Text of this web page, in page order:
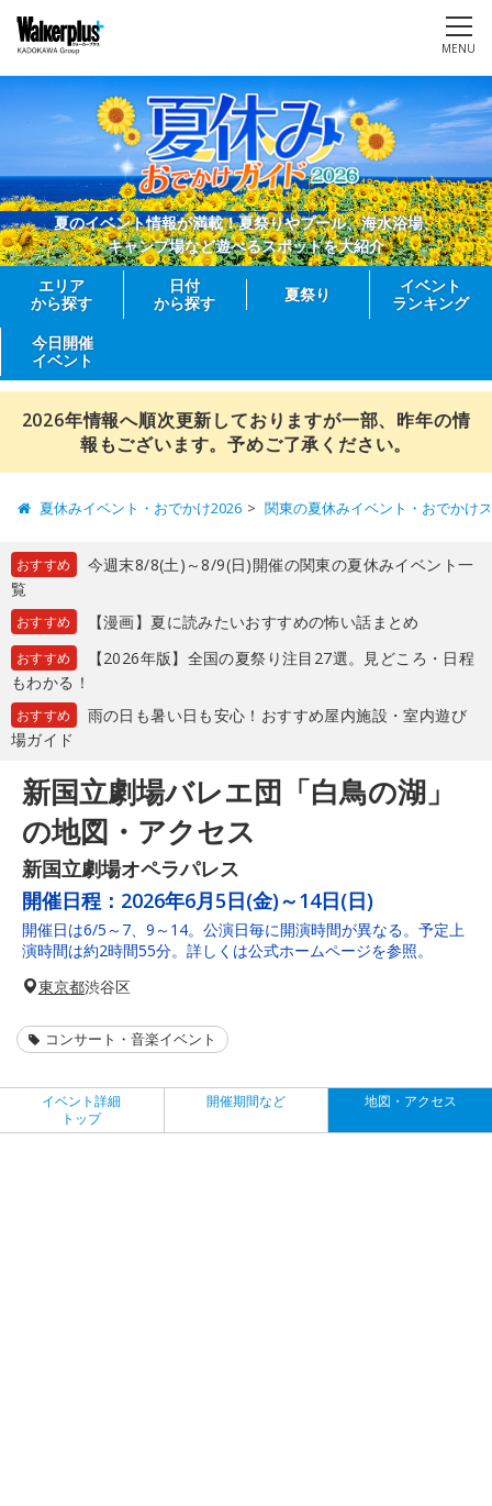
MENU
夏のイベント情報が満載！夏祭りやプール、海水浴場、
キャンプ場など遊べるスポットを大紹介
エリア
から探す
日付
から探す
夏祭り
イベント
ランキング
今日開催
イベント
2026年情報へ順次更新しておりますが一部、昨年の情
報もございます。予めご了承ください。
夏休みイベント・おでかけ2026 関東の夏休みイベント・おでかけ
おすすめ
今週末8/8(土)～8/9(日)開催の関東の夏休みイベント一
覧
おすすめ 【漫画】夏に読みたいおすすめの怖い話まとめ
おすすめ
【2026年版】全国の夏祭り注目27選。見どころ・日程
もわかる！
おすすめ
雨の日も暑い日も安心！おすすめ屋内施設・室内遊び
場ガイド
新国立劇場バレエ団「白鳥の湖」
の地図・アクセス
新国立劇場オペラパレス
開催日程： 2026年6月5日(金)～14日(日)
開催日は6/5～7、9～14。公演日毎に開演時間が異なる。予定上
演時間は約2時間55分。詳しくは公式ホームページを参照。
東京都渋谷区
コンサート・音楽イベント
イベント詳細
トップ
開催期間など 地図・アクセス